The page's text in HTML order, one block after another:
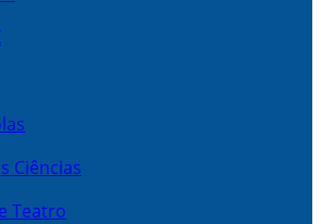
Ciências
Teatro